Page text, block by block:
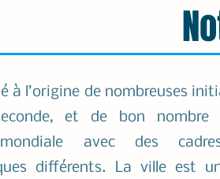
à l’origine de nombreuses
et de bon nombre
mondiale avec des
différents. La ville est